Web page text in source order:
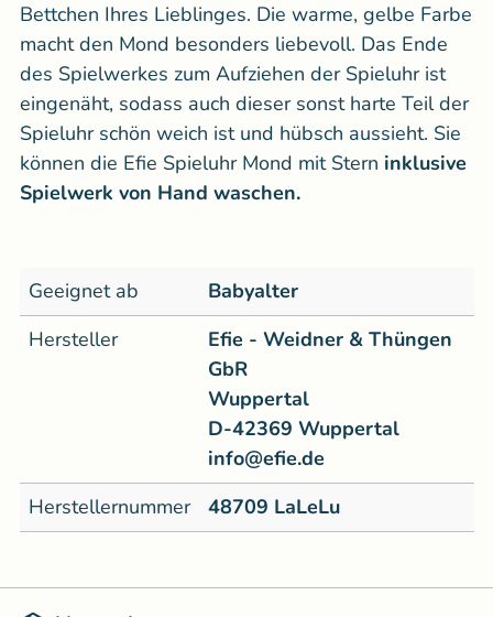
Bettchen Ihres Lieblinges. Die warme, gelbe Farbe
macht den Mond besonders liebevoll. Das Ende
des Spielwerkes zum Aufziehen der Spieluhr ist
eingenäht, sodass auch dieser sonst harte Teil der
Spieluhr schön weich ist und hübsch aussieht. Sie
können die Efie Spieluhr Mond mit Stern inklusive
Spielwerk von Hand waschen.
Geeignet ab
Babyalter
Hersteller
Efie - Weidner & Thüngen
GbR
Wuppertal
D-42369 Wuppertal
info@efie.de
Herstellernummer
48709 LaLeLu